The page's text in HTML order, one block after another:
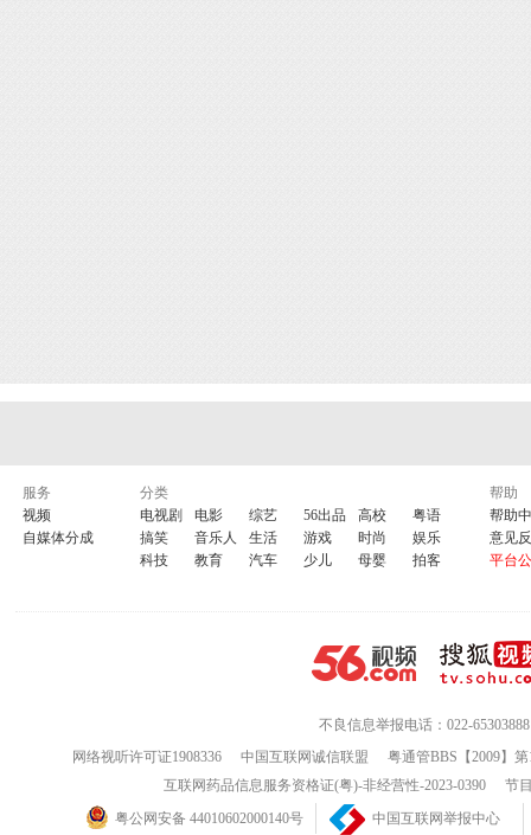
服务
视频
自媒体分成
分类
电视剧
电影 综艺 56出品 高校
粤语
搞笑
音乐人 生活 游戏 时尚
娱乐
科技
教育 汽车 少儿 母婴 拍客
帮助
帮助
意见
平台
不良信息举报电话：022-65303888
网络视听许可证1908336
中国互联网诚信联盟
粤通管BBS【2009】
互联网药品信息服务资格证(粤)-非经营性-2023-0390
节
粤公网安备 44010602000140号
中国互联网举报中心